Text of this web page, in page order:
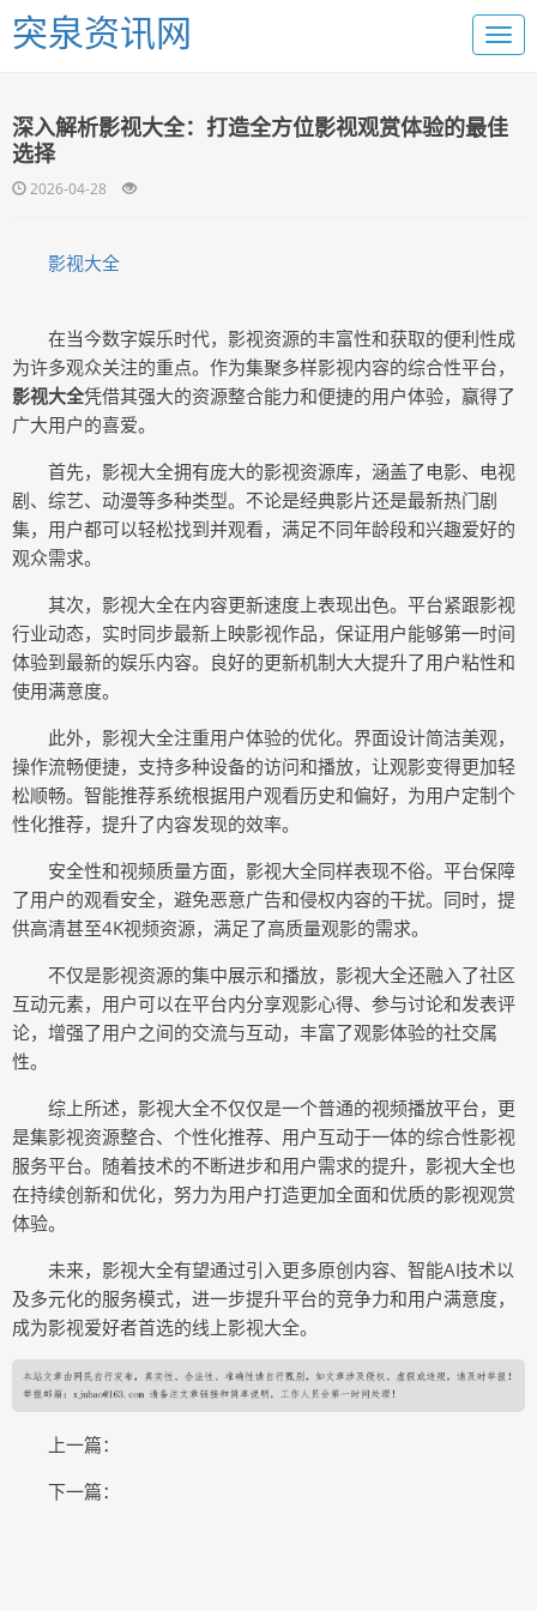
突泉资讯网
深入解析影视大全：打造全方位影视观赏体验的最佳
选择
2026-04-28
影视大全
在当今数字娱乐时代，影视资源的丰富性和获取的便利性成
为许多观众关注的重点。作为集聚多样影视内容的综合性平台，
影视大全凭借其强大的资源整合能力和便捷的用户体验，赢得了
广大用户的喜爱。
首先，影视大全拥有庞大的影视资源库，涵盖了电影、电视
剧、综艺、动漫等多种类型。不论是经典影片还是最新热门剧
集，用户都可以轻松找到并观看，满足不同年龄段和兴趣爱好的
观众需求。
其次，影视大全在内容更新速度上表现出色。平台紧跟影视
行业动态，实时同步最新上映影视作品，保证用户能够第一时间
体验到最新的娱乐内容。良好的更新机制大大提升了用户粘性和
使用满意度。
此外，影视大全注重用户体验的优化。界面设计简洁美观，
操作流畅便捷，支持多种设备的访问和播放，让观影变得更加轻
松顺畅。智能推荐系统根据用户观看历史和偏好，为用户定制个
性化推荐，提升了内容发现的效率。
安全性和视频质量方面，影视大全同样表现不俗。平台保障
了用户的观看安全，避免恶意广告和侵权内容的干扰。同时，提
供高清甚至4K视频资源，满足了高质量观影的需求。
不仅是影视资源的集中展示和播放，影视大全还融入了社区
互动元素，用户可以在平台内分享观影心得、参与讨论和发表评
论，增强了用户之间的交流与互动，丰富了观影体验的社交属
性。
综上所述，影视大全不仅仅是一个普通的视频播放平台，更
是集影视资源整合、个性化推荐、用户互动于一体的综合性影视
服务平台。随着技术的不断进步和用户需求的提升，影视大全也
在持续创新和优化，努力为用户打造更加全面和优质的影视观赏
体验。
未来，影视大全有望通过引入更多原创内容、智能AI技术以
及多元化的服务模式，进一步提升平台的竞争力和用户满意度，
成为影视爱好者首选的线上影视大全。
上一篇：
下一篇：